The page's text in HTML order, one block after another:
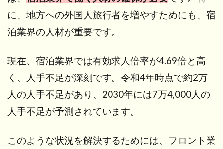
日本語能
力試験
（JLPT）
国際交
流基金
日本語
基礎テ
能実
に、地方への外国人旅行者を増やすためにも、宿
泊業界の人材が重要です。
現在、宿泊業界では有効求人倍率が4.69倍と高
く、人手不足が深刻です。令和4年時点で約2万
人の人手不足があり、2030年には7万4,000人の
人手不足が予測されています。
このような状況を解決するためには、フロント業